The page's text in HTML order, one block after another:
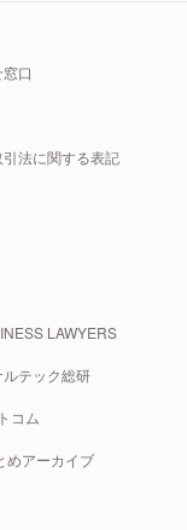
口
法に関する表記
LAWYERS
テック総研
コム
めアーカイブ